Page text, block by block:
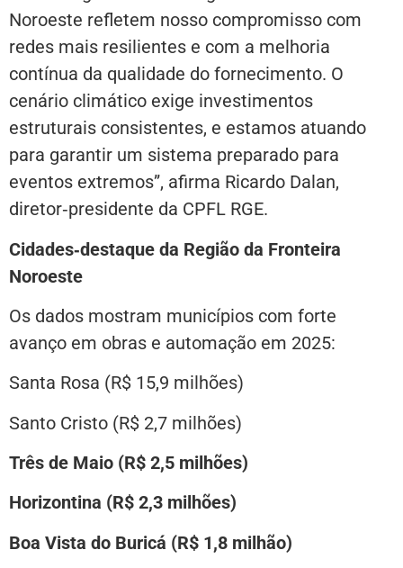
Noroeste refletem nosso compromisso com
redes mais resilientes e com a melhoria
contínua da qualidade do fornecimento. O
cenário climático exige investimentos
estruturais consistentes, e estamos atuando
para garantir um sistema preparado para
eventos extremos”, afirma Ricardo Dalan,
diretor‑presidente da CPFL RGE.
Cidades‑destaque da Região da Fronteira
Noroeste
Os dados mostram municípios com forte
avanço em obras e automação em 2025:
Santa Rosa (R$ 15,9 milhões)
Santo Cristo (R$ 2,7 milhões)
Três de Maio (R$ 2,5 milhões)
Horizontina (R$ 2,3 milhões)
Boa Vista do Buricá (R$ 1,8 milhão)